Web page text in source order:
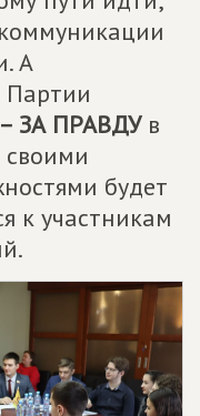
А
Партии
ЗА ПРАВДУв
своими
будет
к участникам